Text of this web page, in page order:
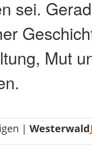
sei.
Mut
|Westerwald